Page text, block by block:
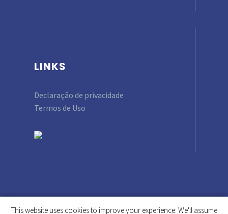
LINKS
Declaração de privacidade
Termos de Uso
This website uses cookies to improve your experience. We'll assume